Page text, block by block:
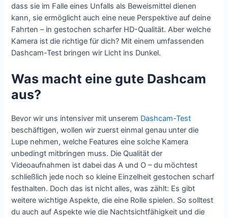
dass sie im Falle eines Unfalls als Beweismittel dienen
kann, sie ermöglicht auch eine neue Perspektive auf deine
Fahrten – in gestochen scharfer HD-Qualität. Aber welche
Kamera ist die richtige für dich? Mit einem umfassenden
Dashcam-Test bringen wir Licht ins Dunkel.
Was macht eine gute Dashcam
aus?
Bevor wir uns intensiver mit unserem Dashcam-Test
beschäftigen, wollen wir zuerst einmal genau unter die
Lupe nehmen, welche Features eine solche Kamera
unbedingt mitbringen muss. Die Qualität der
Videoaufnahmen ist dabei das A und O – du möchtest
schließlich jede noch so kleine Einzelheit gestochen scharf
festhalten. Doch das ist nicht alles, was zählt: Es gibt
weitere wichtige Aspekte, die eine Rolle spielen. So solltest
du auch auf Aspekte wie die Nachtsichtfähigkeit und die